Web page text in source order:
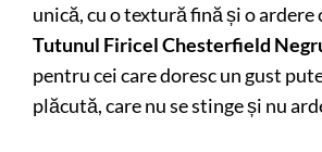
unică, cu o textură fină și o ardere
Tutunul Firicel Chesterfield
pentru cei care doresc un gust
plăcută, care nu se stinge și nu